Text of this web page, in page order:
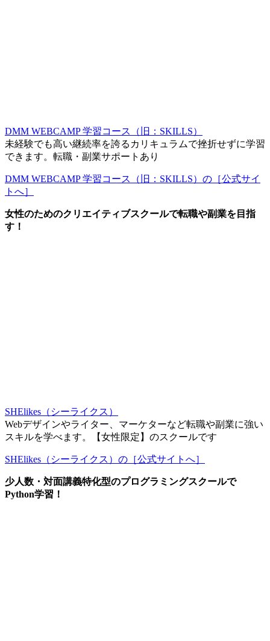
DMM WEBCAMP 学習コース（旧：SKILLS）
未経験でも高い継続率を誇るカリキュラムで挫折せずに学習
できます。転職・副業サポートあり
DMM WEBCAMP 学習コース（旧：SKILLS）の［公式サイ
トへ］
女性のためのクリエイティブスクールで転職や副業を目指
す！
SHElikes（シーライクス）
Webデザインやライター、マーケターなど転職や副業に強い
スキルを学べます。【女性限定】のスクールです
SHElikes（シーライクス）の［公式サイトへ］
少人数・対面講義特化型のプログラミングスクールで
Python学習！